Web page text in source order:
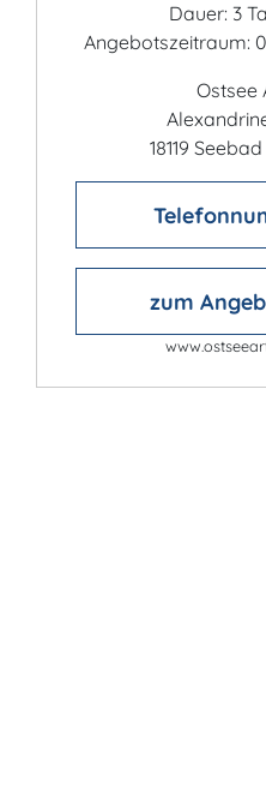
Dauer: 3
Angebotszeitraum:
Ostsee
18119
zum